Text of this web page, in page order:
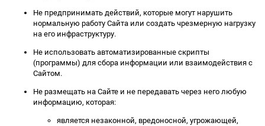
Не предпринимать действий, которые могут нарушить
нормальную работу Сайта или создать чрезмерную нагрузку
на его инфраструктуру.
Не использовать автоматизированные скрипты
(программы) для сбора информации или взаимодействия с
Сайтом.
Не размещать на Сайте и не передавать через него любую
информацию, которая:
является незаконной, вредоносной, угрожающей,